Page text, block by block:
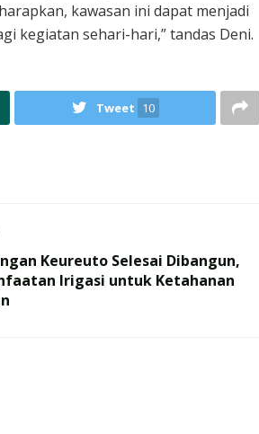
kawasan ini dapat menjadi
kegiatan sehari-hari,” tandas Deni.
Tweet 10
Keureuto Selesai Dibangun,
Irigasi untuk Ketahanan